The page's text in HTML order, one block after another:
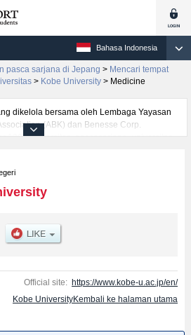
Bahasa Indonesia
pasca sarjana di Jepang > Mencari tempat
> Kobe University > Medicine
dikelola bersama oleh Lembaga Yayasan
(ABK) dan Benesse Corp.
1300 universitas, pascasarjana, universitas
ScienceatauFakultas
EconomicsatauFakultas
SciencesatauFakultas Faculty of
bagi mahasiswa(i) mancanegara seperti
jumlah kelulusan ujian masuk
Official site: https://www.kobe-u.ac.jp/en/
Kobe UniversityKembali ke halaman utama